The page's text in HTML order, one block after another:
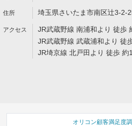
埼玉県さいたま市南区辻3-2-
JR武蔵野線 南浦和より 徒歩
JR武蔵野線 武蔵浦和より 徒
JR埼京線 北戸田より 徒歩 約
オリコン顧客満足度